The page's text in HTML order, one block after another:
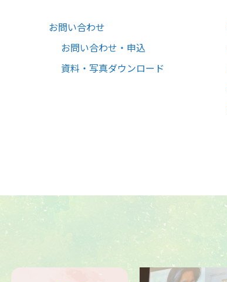
お問い合わせ
お問い合わせ・申込
資料・写真ダウンロード